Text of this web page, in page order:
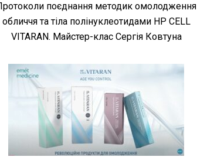
поєднання методик омолодження
обличчя та тіла полінуклеотидами HP CELL
VITARAN. Майстер-клас Сергія Ковтуна